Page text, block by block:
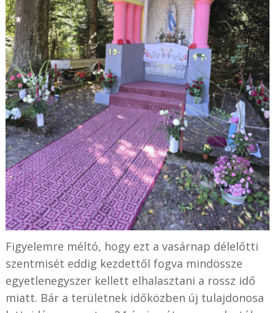
Figyelemre méltó, hogy ezt a vasárnap délelőtti
szentmisét eddig kezdettől fogva mindössze
egyetlenegyszer kellett elhalasztani a rossz idő
miatt. Bár a területnek időközben új tulajdonosa